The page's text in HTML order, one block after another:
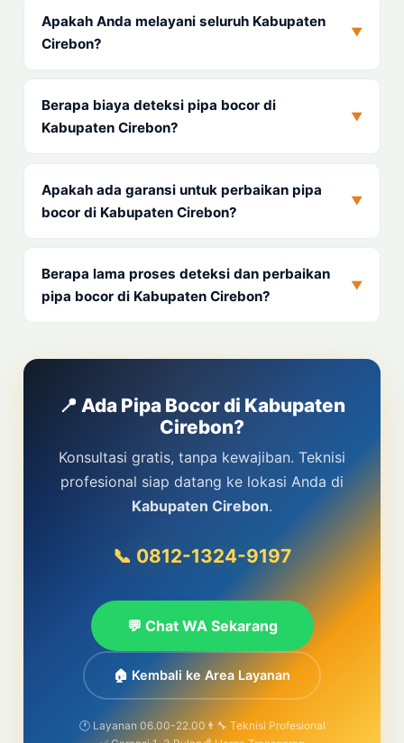
Apakah Anda melayani seluruh Kabupaten
Cirebon?
▼
Berapa biaya deteksi pipa bocor di
Kabupaten Cirebon?
▼
Apakah ada garansi untuk perbaikan pipa
bocor di Kabupaten Cirebon?
▼
Berapa lama proses deteksi dan perbaikan
pipa bocor di Kabupaten Cirebon?
▼
📍 Ada Pipa Bocor di Kabupaten
Cirebon?
Konsultasi gratis, tanpa kewajiban. Teknisi
profesional siap datang ke lokasi Anda di
Kabupaten Cirebon.
📞 0812-1324-9197
💬 Chat WA Sekarang
🏠 Kembali ke Area Layanan
🕐 Layanan 06.00-22.00 👨‍🔧 Teknisi Profesional